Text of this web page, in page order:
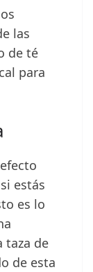
las
de té
para
estás
es lo
taza de
de esta